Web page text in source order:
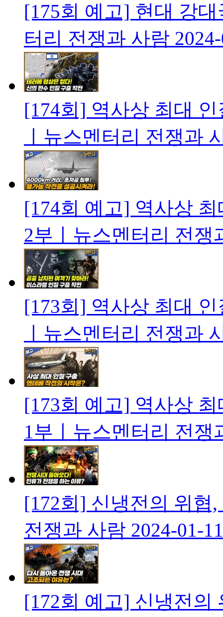
[175회 예고] 현대 강
터리 전쟁과 사람
[174회] 역사상 최대
ㅣ뉴스멘터리 전쟁과
[174회 예고] 역사상
2부ㅣ뉴스멘터리 전쟁
[173회] 역사상 최대
ㅣ뉴스멘터리 전쟁과
[173회 예고] 역사상
1부ㅣ뉴스멘터리 전쟁
[172회] 신냉전의 위협
전쟁과 사람 2024-01-11
[172회 예고] 신냉전의